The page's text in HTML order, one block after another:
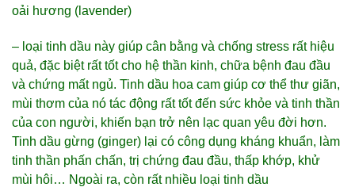
oải hương (lavender)
– loại tinh dầu này giúp cân bằng và chống stress rất hiệu
quả, đặc biệt rất tốt cho hệ thần kinh, chữa bệnh đau đầu
và chứng mất ngủ. Tinh dầu hoa cam giúp cơ thể thư giãn,
mùi thơm của nó tác động rất tốt đến sức khỏe và tinh thần
của con người, khiến bạn trở nên lạc quan yêu đời hơn.
Tinh dầu gừng (ginger) lại có công dụng kháng khuẩn, làm
tinh thần phấn chấn, trị chứng đau đầu, thấp khớp, khử
mùi hôi… Ngoài ra, còn rất nhiều loại tinh dầu